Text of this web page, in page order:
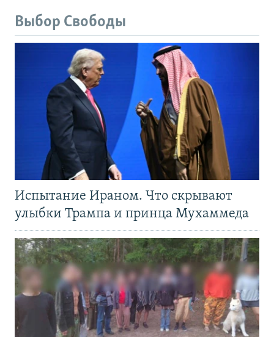
Выбор Свободы
Испытание Ираном. Что скрывают
улыбки Трампа и принца Мухаммеда